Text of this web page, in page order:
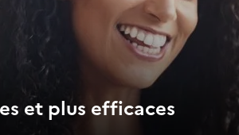
et plus efficaces